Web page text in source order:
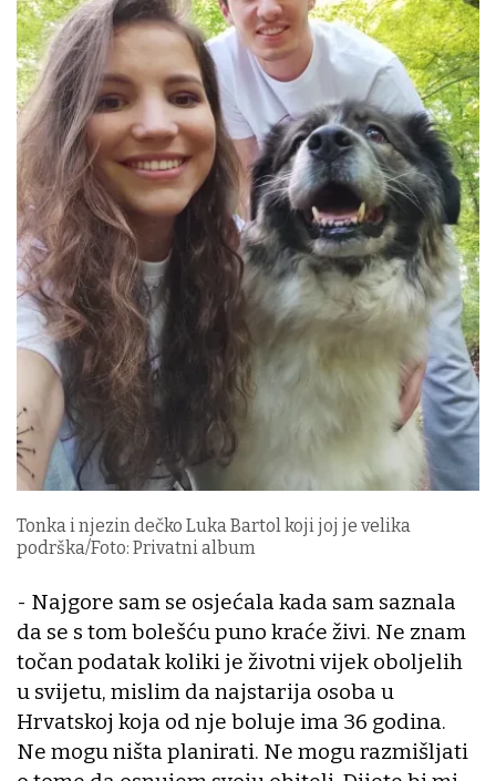
Tonka i njezin dečko Luka Bartol koji joj je velika
podrška/Foto: Privatni album
- Najgore sam se osjećala kada sam saznala
da se s tom bolešću puno kraće živi. Ne znam
točan podatak koliki je životni vijek oboljelih
u svijetu, mislim da najstarija osoba u
Hrvatskoj koja od nje boluje ima 36 godina.
Ne mogu ništa planirati. Ne mogu razmišljati